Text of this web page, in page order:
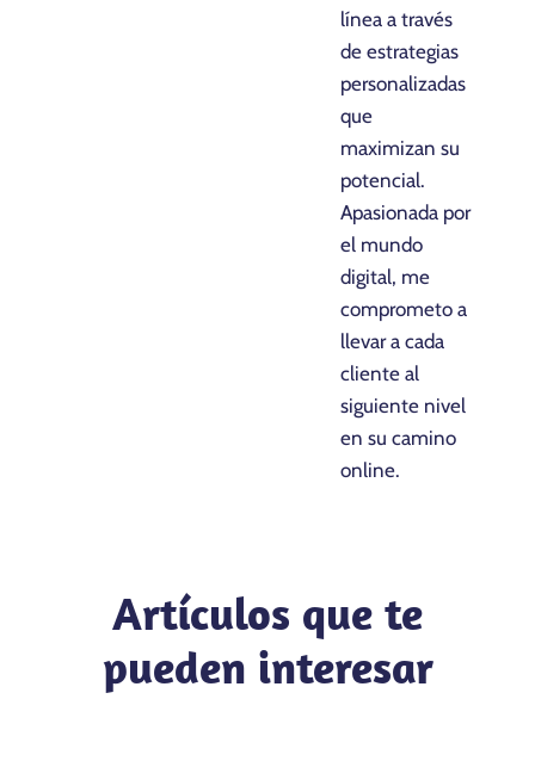
línea a través
de estrategias
personalizadas
que
maximizan su
potencial.
Apasionada por
el mundo
digital, me
comprometo a
llevar a cada
cliente al
siguiente nivel
en su camino
online.
Artículos que te
pueden interesar